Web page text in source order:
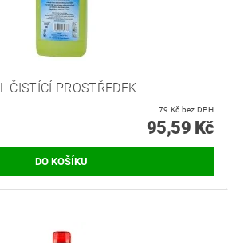
ČISTÍCÍ PROSTŘEDEK
79 Kč bez DPH
95,59 Kč